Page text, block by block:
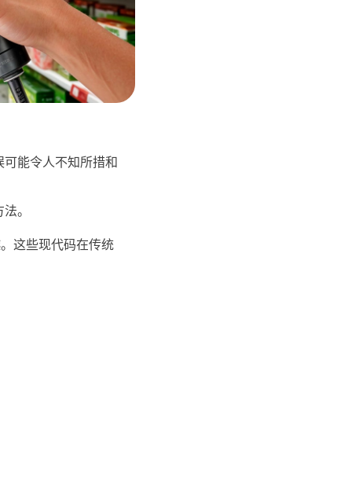
能令人不知所措和
。
这些现代码在传统